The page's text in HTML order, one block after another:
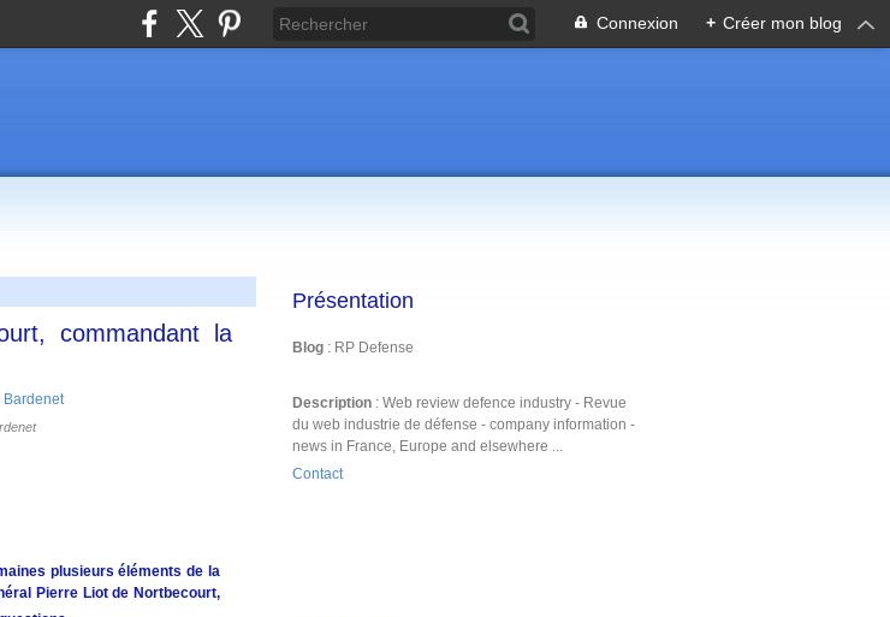
Connexion + Créer mon blog
commandant la
plusieurs éléments de la
Pierre Liot de Nortbecourt,
Présentation
Blog : RP Defense
Description : Web review defence industry - Revue
du web industrie de défense - company information -
news in France, Europe and elsewhere ...
Contact